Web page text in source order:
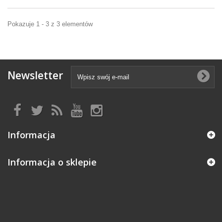
Pokazuje 1 - 3 z 3 elementów
Newsletter
Informacja
Informacja o sklepie